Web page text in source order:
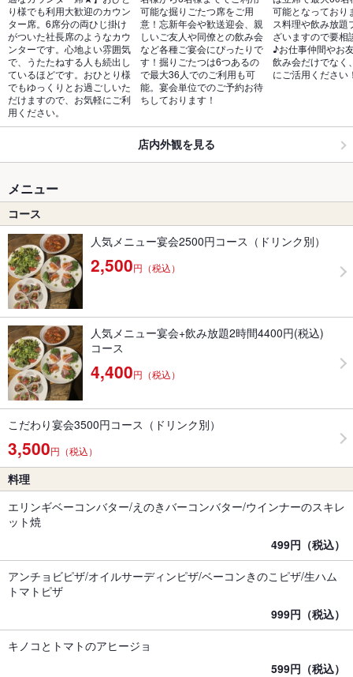
り様でも利用大歓迎のカウン
ター席。6席分の両ひじ掛け
がついた社長席のようなカウ
ンターです。心地よい雰囲気
で、うたたねする人も続出し
ているほどです。おひとり様
でもゆっくりとお過ごしいた
だけますので、お気軽にご利
用ください。
可能な掘りごたつ席をご用
意！忘新年会や歓送迎会、親
しいご友人や同僚との飲み会
など各種ご宴会にぴったりで
す！掘りごたつは6つあるの
で最大36人でのご利用も可
能。宴会単位でのご予約お待
ちしております！
可能となっており
ス料理や飲み放題
ざいますので要相
♪お仕事仲間やお
飲み会だけでなく
にご活用ください
店内外観を見る
メニュー
コース
人気メニュー宴会2500円コース（ドリンク別）
2,500円（税込）
人気メニュー宴会+飲み放題2時間4400円(税込)
コース
4,400円（税込）
こだわり宴会3500円コース（ドリンク別）
3,500円（税込）
料理
エリンギベーコンバター/えのきバーコンバター/ウインナーのスキレ
ット焼
499円（税込）
アンチョビピザ/オイルサーディンピザ/ベーコンきのこピザ/生ハム
トマトピザ
999円（税込）
キノコとトマトのアヒージョ
599円（税込）